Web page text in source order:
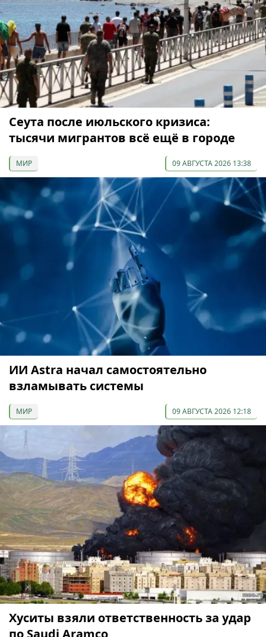
Сеута после июльского кризиса:
тысячи мигрантов всё ещё в городе
МИР 09 АВГУСТА 2026 13:38
ИИ Astra начал самостоятельно
взламывать системы
МИР 09 АВГУСТА 2026 12:18
Хуситы взяли ответственность за удар